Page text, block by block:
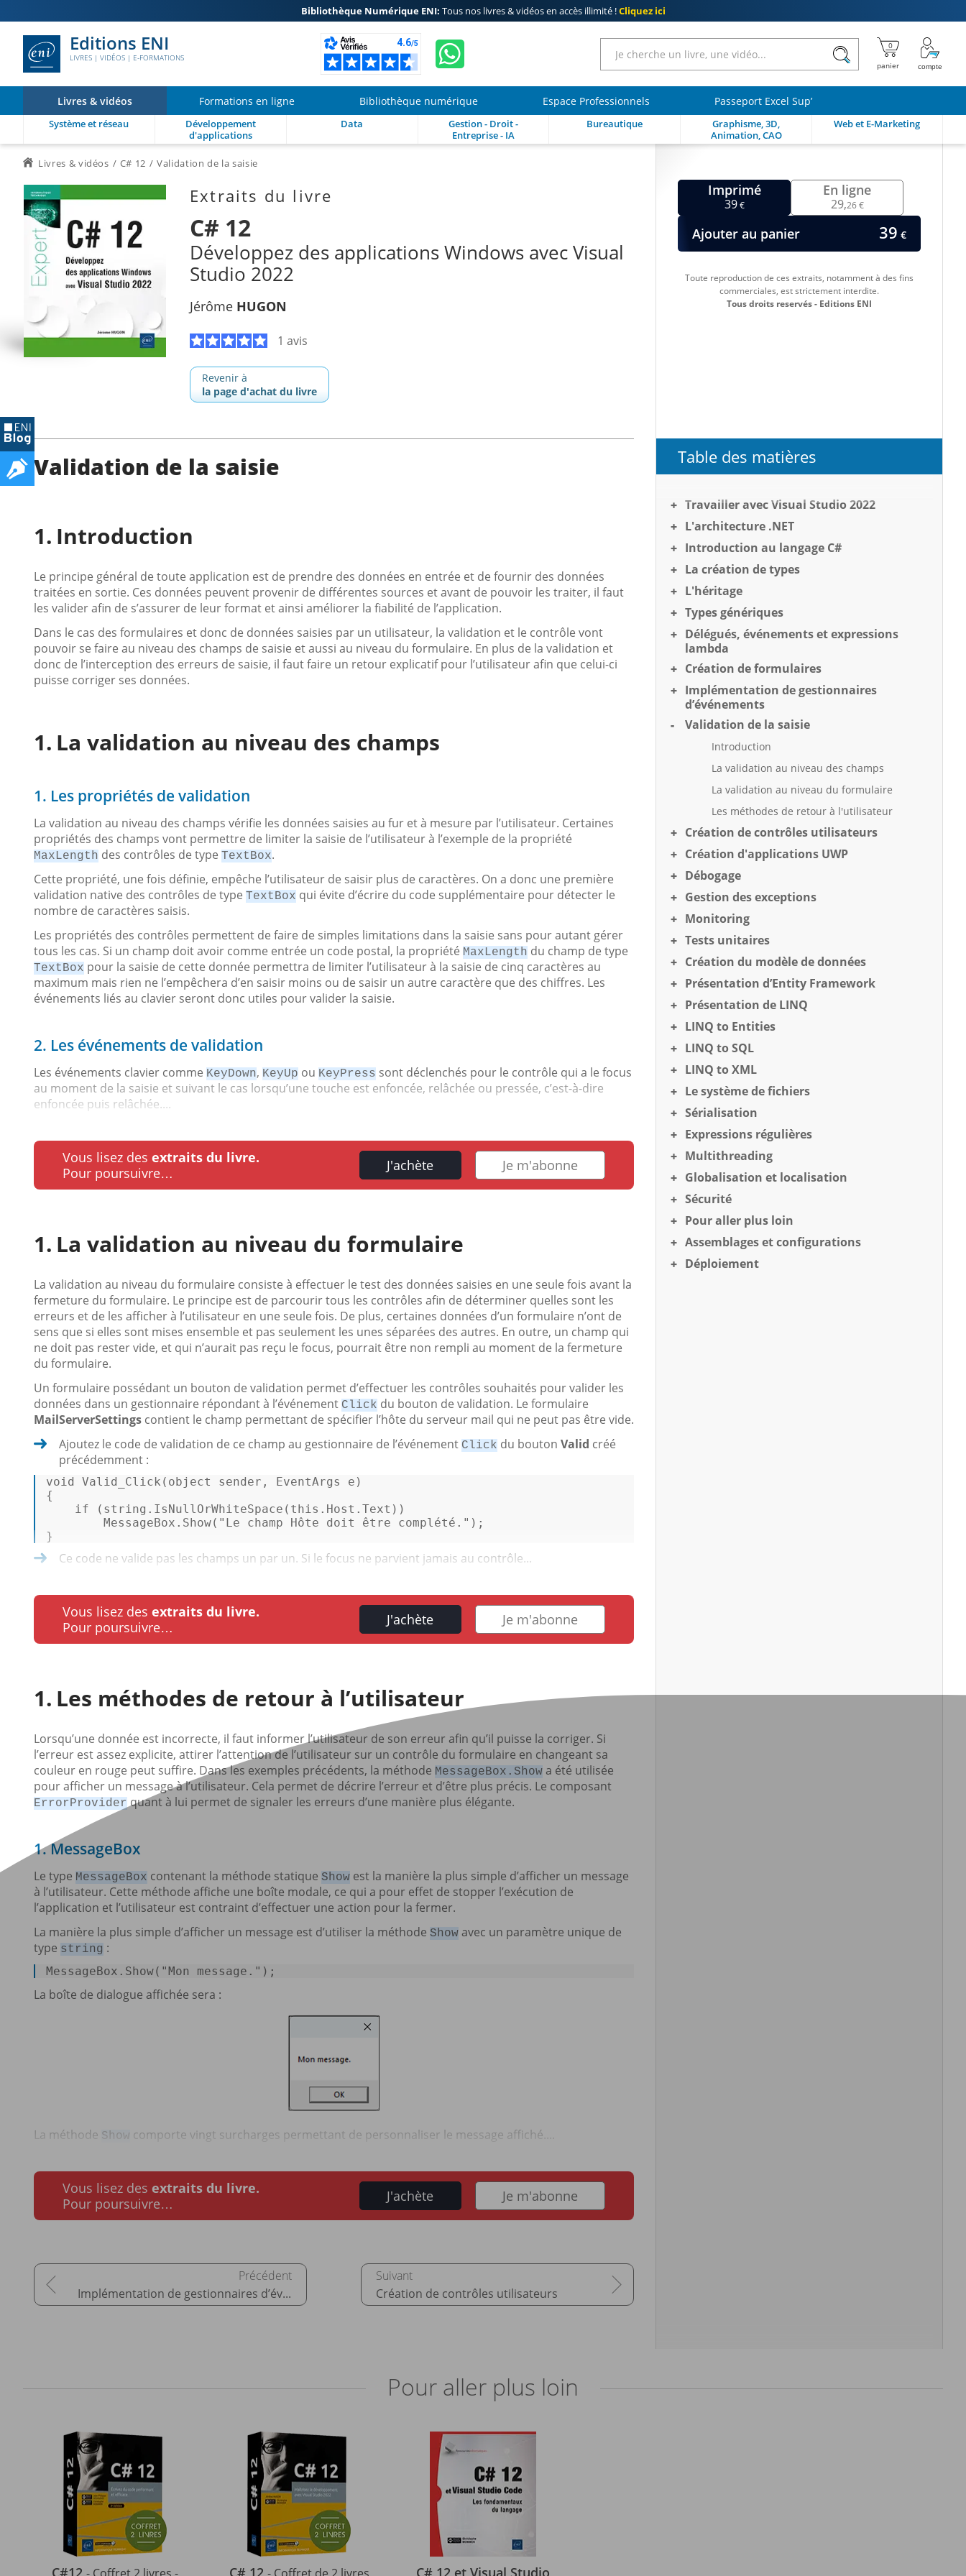
Bibliothèque Numérique ENI: Tous nos livres & vidéos en accès illimité !Cliquez ici
Editions ENI
LIVRES | VIDÉOS | E-FORMATIONS
Livres & vidéos Formations en ligne Bibliothèque numérique Espace Professionnels Passeport Excel Sup’
Système et réseau
Développement
d'applications
Data
Gestion - Droit -
Entreprise - IA
Bureautique
Graphisme, 3D,
Animation, CAO
Web et E-Marketing
Livres & vidéos C# 12 Validation de la saisie
Extraits du livre
C# 12
Développez des applications Windows avec Visual
Studio 2022
Jérôme HUGON
1 avis
Revenir à
la page d'achat du livre
Imprimé
39€
En ligne
29,26 €
Ajouter au panier 39 €
Toute reproduction de ces extraits, notamment à des fins
commerciales, est strictement interdite.
Tous droits reservés - Editions ENI
Validation de la saisie
Introduction
Le principe général de toute application est de prendre des données en entrée et de fournir des données
traitées en sortie. Ces données peuvent provenir de différentes sources et avant de pouvoir les traiter, il faut
les valider afin de s’assurer de leur format et ainsi améliorer la fiabilité de l’application.
Dans le cas des formulaires et donc de données saisies par un utilisateur, la validation et le contrôle vont
pouvoir se faire au niveau des champs de saisie et aussi au niveau du formulaire. En plus de la validation et
donc de l’interception des erreurs de saisie, il faut faire un retour explicatif pour l’utilisateur afin que celui-ci
puisse corriger ses données.
La validation au niveau des champs
1. Les propriétés de validation
La validation au niveau des champs vérifie les données saisies au fur et à mesure par l’utilisateur. Certaines
propriétés des champs vont permettre de limiter la saisie de l’utilisateur à l’exemple de la propriété
MaxLength des contrôles de type TextBox.
Cette propriété, une fois définie, empêche l’utilisateur de saisir plus de caractères. On a donc une première
validation native des contrôles de type TextBox qui évite d’écrire du code supplémentaire pour détecter le
nombre de caractères saisis.
Les propriétés des contrôles permettent de faire de simples limitations dans la saisie sans pour autant gérer
tous les cas. Si un champ doit avoir comme entrée un code postal, la propriété MaxLength du champ de type
TextBox pour la saisie de cette donnée permettra de limiter l’utilisateur à la saisie de cinq caractères au
maximum mais rien ne l’empêchera d’en saisir moins ou de saisir un autre caractère que des chiffres. Les
événements liés au clavier seront donc utiles pour valider la saisie.
2. Les événements de validation
Les événements clavier comme KeyDown, KeyUp ou KeyPress sont déclenchés pour le contrôle qui a le focus
au moment de la saisie et suivant le cas lorsqu’une touche est enfoncée, relâchée ou pressée, c’est-à-dire
enfoncée puis relâchée....
Vous lisez des extraits du livre.
Pour poursuivre…
J'achète Je m'abonne
La validation au niveau du formulaire
La validation au niveau du formulaire consiste à effectuer le test des données saisies en une seule fois avant la
fermeture du formulaire. Le principe est de parcourir tous les contrôles afin de déterminer quelles sont les
erreurs et de les afficher à l’utilisateur en une seule fois. De plus, certaines données d’un formulaire n’ont de
sens que si elles sont mises ensemble et pas seulement les unes séparées des autres. En outre, un champ qui
ne doit pas rester vide, et qui n’aurait pas reçu le focus, pourrait être non rempli au moment de la fermeture
du formulaire.
Un formulaire possédant un bouton de validation permet d’effectuer les contrôles souhaités pour valider les
données dans un gestionnaire répondant à l’événement Click du bouton de validation. Le formulaire
MailServerSettings contient le champ permettant de spécifier l’hôte du serveur mail qui ne peut pas être vide.
Ajoutez le code de validation de ce champ au gestionnaire de l’événement Click du bouton Valid créé
précédemment :
void Valid_Click ( object sender, EventArgs e )
{
if ( string .IsNullOrWhiteSpace( this .Host.Text))
MessageBox.Show( "Le champ Hôte doit être complété." );
}
Ce code ne valide pas les champs un par un. Si le focus ne parvient jamais au contrôle...
Vous lisez des extraits du livre.
Pour poursuivre…
J'achète Je m'abonne
Les méthodes de retour à l’utilisateur
Lorsqu’une donnée est incorrecte, il faut informer l’utilisateur de son erreur afin qu’il puisse la corriger. Si
l’erreur est assez explicite, attirer l’attention de l’utilisateur sur un contrôle du formulaire en changeant sa
couleur en rouge peut suffire. Dans les exemples précédents, la méthode MessageBox.Show a été utilisée
pour afficher un message à l’utilisateur. Cela permet de décrire l’erreur et d’être plus précis. Le composant
ErrorProvider quant à lui permet de signaler les erreurs d’une manière plus élégante.
1. MessageBox
Le type MessageBox contenant la méthode statique Show est la manière la plus simple d’afficher un message
à l’utilisateur. Cette méthode affiche une boîte modale, ce qui a pour effet de stopper l’exécution de
l’application et l’utilisateur est contraint d’effectuer une action pour la fermer.
La manière la plus simple d’afficher un message est d’utiliser la méthode Show avec un paramètre unique de
type string :
MessageBox.Show( "Mon message." );
La boîte de dialogue affichée sera :
La méthode Show comporte vingt surcharges permettant de personnaliser le message affiché....
Vous lisez des extraits du livre.
Pour poursuivre…
J'achète Je m'abonne
Implémentation de gestionnaires d’événements Création de contrôles utilisateurs
Table des matières
Travailler avec Visual Studio 2022
L'architecture .NET
Introduction au langage C#
La création de types
L'héritage
Types génériques
Délégués, événements et expressions
lambda
Création de formulaires
Implémentation de gestionnaires
d’événements
Validation de la saisie
Introduction
La validation au niveau des champs
La validation au niveau du formulaire
Les méthodes de retour à l'utilisateur
Création de contrôles utilisateurs
Création d'applications UWP
Débogage
Gestion des exceptions
Monitoring
Tests unitaires
Création du modèle de données
Présentation d’Entity Framework
Présentation de LINQ
LINQ to Entities
LINQ to SQL
LINQ to XML
Le système de fichiers
Sérialisation
Expressions régulières
Multithreading
Globalisation et localisation
Sécurité
Pour aller plus loin
Assemblages et configurations
Déploiement
Pour aller plus loin
C#12 C# 12 C# 12 et Visual Studio